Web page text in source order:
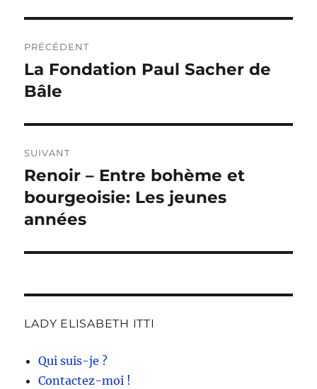
de
l’article
PRÉCÉDENT
Publication
précédente :
La Fondation Paul Sacher de
Bâle
SUIVANT
Publication
suivante :
Renoir – Entre bohème et
bourgeoisie: Les jeunes
années
LADY ELISABETH ITTI
Qui suis-je ?
Contactez-moi !